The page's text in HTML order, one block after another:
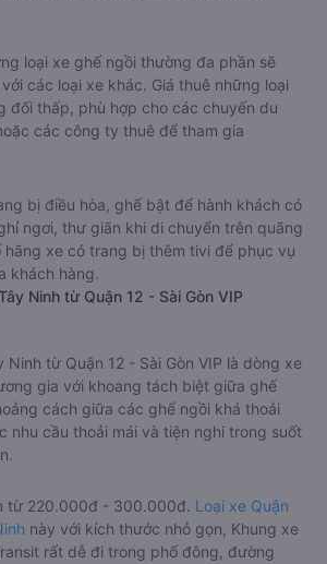
loại xe ghế ngồi thường đa phần sẽ
các loại xe khác. Giá thuê những loại
đối thấp, phù hợp cho các chuyến du
các công ty thuê để tham gia
bị điều hòa, ghế bật để hành khách có
ngơi, thư giãn khi di chuyển trên quãng
hãng xe có trang bị thêm tivi để phục vụ
khách hàng.
Ninh từ Quận 12 - Sài Gòn VIP
Ninh từ Quận 12 - Sài Gòn VIP là dòng xe
gia với khoang tách biệt giữa ghế
cách giữa các ghế ngồi khá thoải
nhu cầu thoải mái và tiện nghi trong suốt
từ 220.000đ - 300.000đ. Loại xe Quận
này với kích thước nhỏ gọn, Khung xe
rất dễ đi trong phố đông, đường